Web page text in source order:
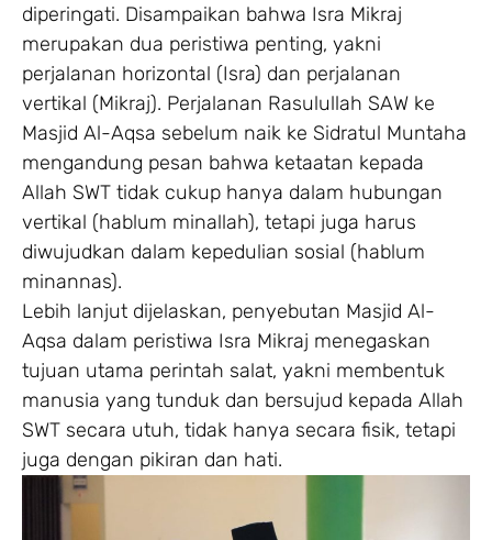
diperingati. Disampaikan bahwa Isra Mikraj
merupakan dua peristiwa penting, yakni
perjalanan horizontal (Isra) dan perjalanan
vertikal (Mikraj). Perjalanan Rasulullah SAW ke
Masjid Al-Aqsa sebelum naik ke Sidratul Muntaha
mengandung pesan bahwa ketaatan kepada
Allah SWT tidak cukup hanya dalam hubungan
vertikal (hablum minallah), tetapi juga harus
diwujudkan dalam kepedulian sosial (hablum
minannas).
Lebih lanjut dijelaskan, penyebutan Masjid Al-
Aqsa dalam peristiwa Isra Mikraj menegaskan
tujuan utama perintah salat, yakni membentuk
manusia yang tunduk dan bersujud kepada Allah
SWT secara utuh, tidak hanya secara fisik, tetapi
juga dengan pikiran dan hati.